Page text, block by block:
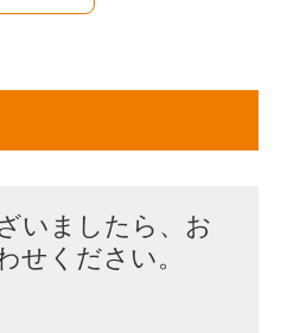
いましたら、お
せください。